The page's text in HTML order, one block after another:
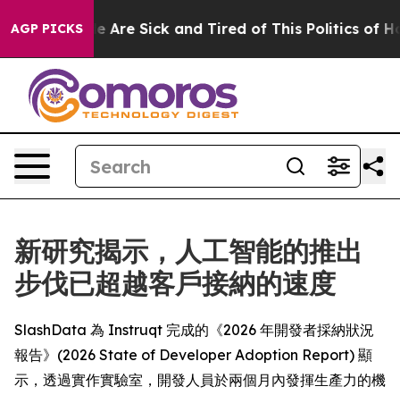
AGP PICKS
“People Are Sick and Tired of This Politics of
新研究揭示，人工智能的推出
步伐已超越客戶接納的速度
SlashData 為 Instruqt 完成的《2026 年開發者採納狀況
報告》(2026 State of Developer Adoption Report) 顯
示，透過實作實驗室，開發人員於兩個月內發揮生產力的機